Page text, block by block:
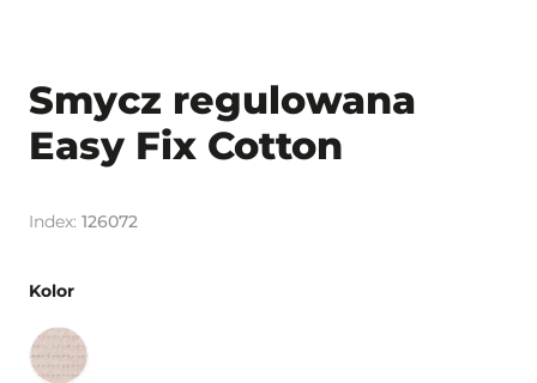
Smycz regulowana
Easy Fix Cotton
126072
Kolor